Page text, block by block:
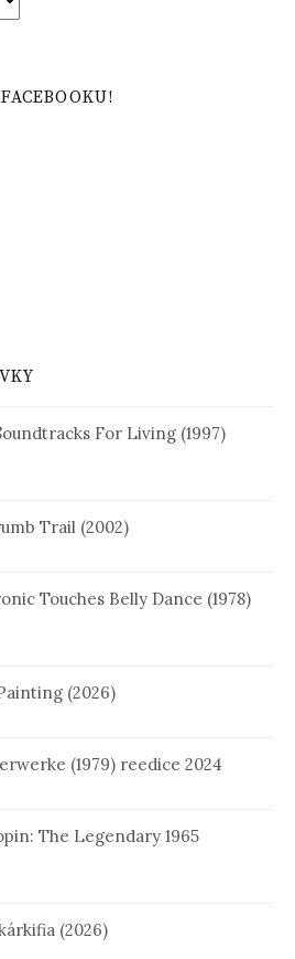
For Living (1997)
Trail (2002)
Touches Belly Dance (1978)
(2026)
(1979) reedice 2024
The Legendary 1965
(2026)